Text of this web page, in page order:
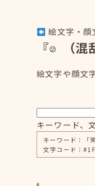
絵文字・顔
『 （
絵文字や顔文
キーワード、
キーワード：「
文字コード：